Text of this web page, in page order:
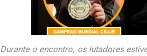
Durante o encontro, os lutadores